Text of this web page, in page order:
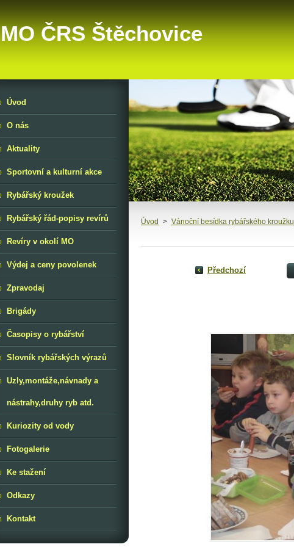
MO ČRS Štěchovice
Úvod > Vánoční besídka rybářského kroužku
Předchozí
Úvod
O nás
Aktuality
Sportovní a kulturní akce
Rybářský kroužek
Rybářský řád-popisy revírů
Revíry v okolí MO
Výdej a ceny povolenek
Zpravodaj
Brigády
Časopisy o rybářství
Slovník rybářských výrazů
Uzly,montáže,návnady a
nástrahy,druhy ryb atd.
Kuriozity od vody
Fotogalerie
Ke stažení
Odkazy
Kontakt